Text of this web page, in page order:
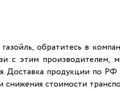
обратитесь в
этим производителем,
Доставка продукции по
стоимости